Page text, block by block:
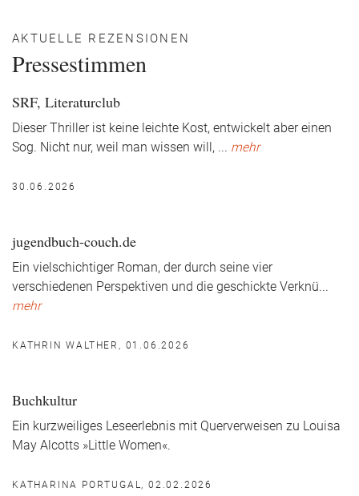
AKTUELLE REZENSIONEN
Pressestimmen
SRF, Literaturclub
Dieser Thriller ist keine leichte Kost, entwickelt aber einen
Sog. Nicht nur, weil man wissen will, ... mehr
30.06.2026
jugendbuch-couch.de
Ein vielschichtiger Roman, der durch seine vier
verschiedenen Perspektiven und die geschickte Verknü...
mehr
KATHRIN WALTHER, 01.06.2026
Buchkultur
Ein kurzweiliges Leseerlebnis mit Querverweisen zu Louisa
May Alcotts »Little Women«.
KATHARINA PORTUGAL, 02.02.2026